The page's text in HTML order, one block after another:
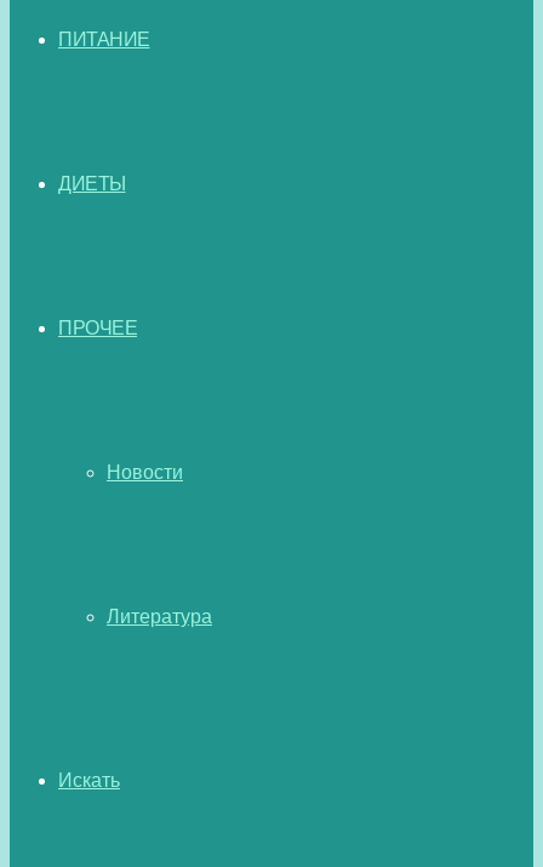
ПИТАНИЕ
ДИЕТЫ
ПРОЧЕЕ
Новости
Литература
Искать